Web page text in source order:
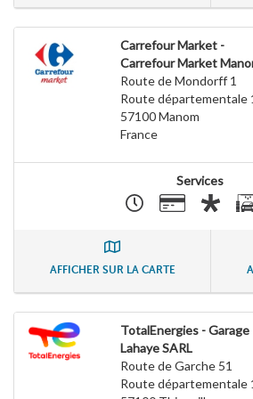
Carrefour Market -
Carrefour Market
Route de Mondorff 1
Route départementale
57100Manom
France
Services
AFFICHER SUR LA CARTE
TotalEnergies - Garage
Lahaye SARL
Route de Garche 51
Route départementale